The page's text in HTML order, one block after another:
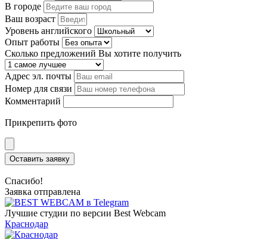
В городе
Ваш возраст
Уровень английского
Опыт работы
Сколько предложений Вы хотите получить
Адрес эл. почты
Номер для связи
Комментарий
Прикрепить фото
Оставить заявку
Спасибо!
Заявка отправлена
Лучшие студии по версии Best Webcam
Краснодар